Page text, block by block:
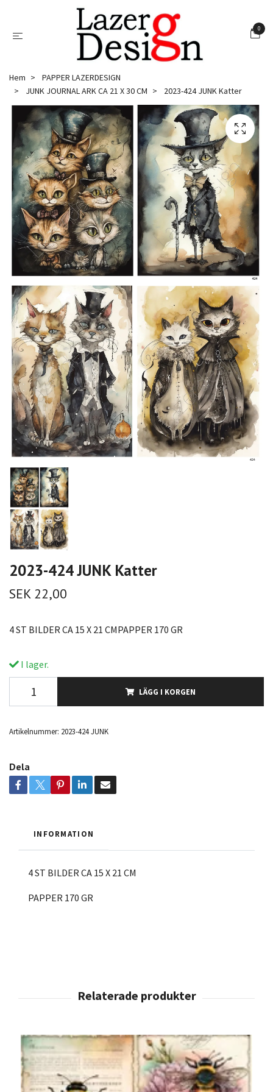
0
Hem
PAPPER LAZERDESIGN
JUNK JOURNAL ARK CA 21 X 30 CM
2023-424 JUNK Katter
2023-424 JUNK Katter
SEK 22,00
4 ST BILDER CA 15 X 21 CMPAPPER 170 GR
I lager.
LÄGG I KORGEN
Artikelnummer: 2023-424 JUNK
Dela
INFORMATION
4 ST BILDER CA 15 X 21 CM
PAPPER 170 GR